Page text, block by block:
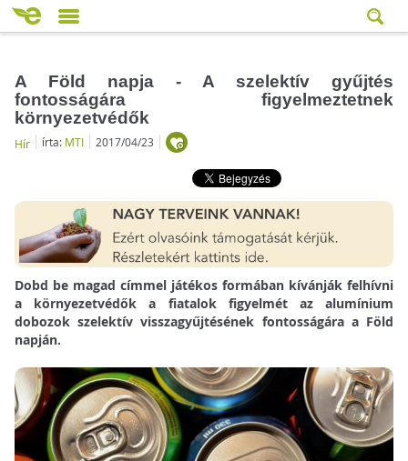
A Föld napja - A szelektív gyűjtés
fontosságára figyelmeztetnek
környezetvédők
Hír írta: MTI 2017/04/23
Dobd be magad címmel játékos formában kívánják felhívni
a környezetvédők a fiatalok figyelmét az alumínium
dobozok szelektív visszagyűjtésének fontosságára a Föld
napján.